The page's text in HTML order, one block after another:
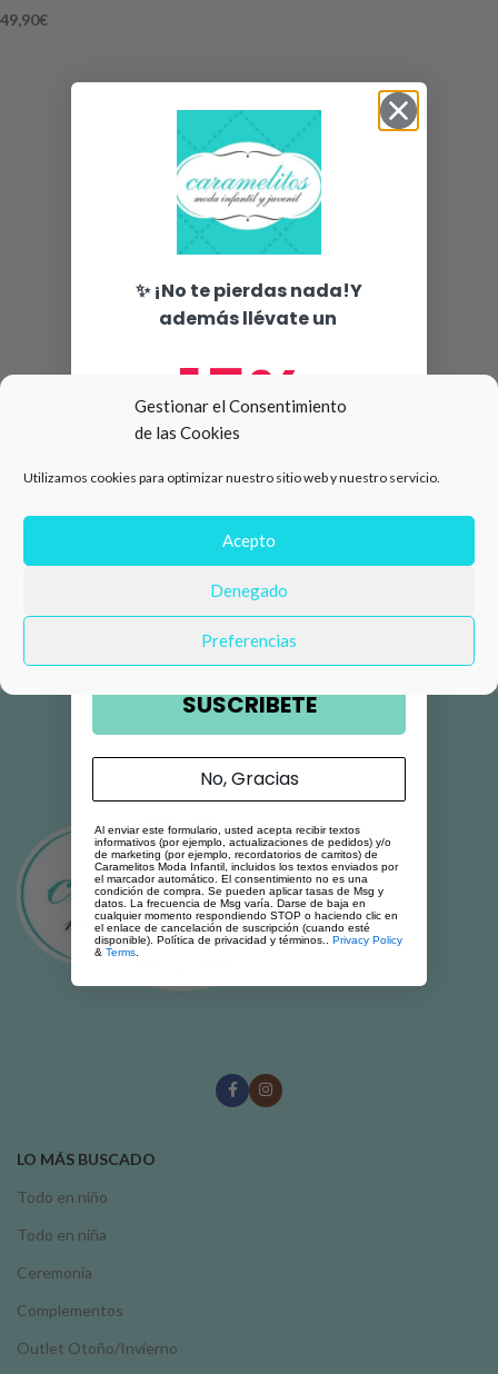
Gestionar el Consentimiento
de las Cookies
Utilizamos cookies para optimizar nuestro sitio web y nuestro servicio.
Acepto
Denegado
Preferencias
49,90€
LO MÁS BUSCADO
Todo en niño
Todo en niña
Ceremonia
Complementos
Outlet Otoño/Invierno
✨ ¡No te pierdas nada!Y
además llévate un
15%
compra 🛍️
Número de teléfono
Email
SUSCRIBETE
No, Gracias
Al enviar este formulario, usted acepta recibir textos
informativos (por ejemplo, actualizaciones de pedidos) y/o
de marketing (por ejemplo, recordatorios de carritos) de
Caramelitos Moda Infantil, incluidos los textos enviados por
el marcador automático. El consentimiento no es una
condición de compra. Se pueden aplicar tasas de Msg y
datos. La frecuencia de Msg varía. Darse de baja en
cualquier momento respondiendo STOP o haciendo clic en
el enlace de cancelación de suscripción (cuando esté
disponible). Política de privacidad y términos.. Privacy Policy
& Terms